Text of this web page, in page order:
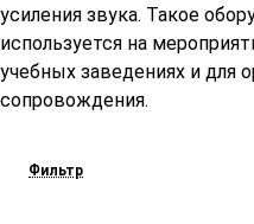
усиления звука. Такое
используется на
учебных заведениях и для
сопровождения.
Фильтр